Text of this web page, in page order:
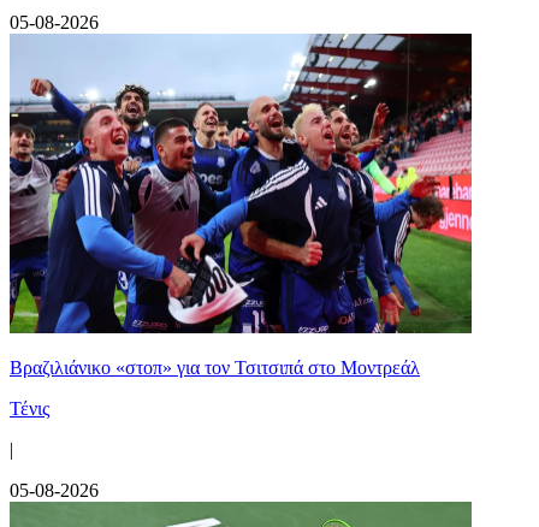
05-08-2026
Βραζιλιάνικο «στοπ» για τον Τσιτσιπά στο Μοντρεάλ
Τένις
|
05-08-2026